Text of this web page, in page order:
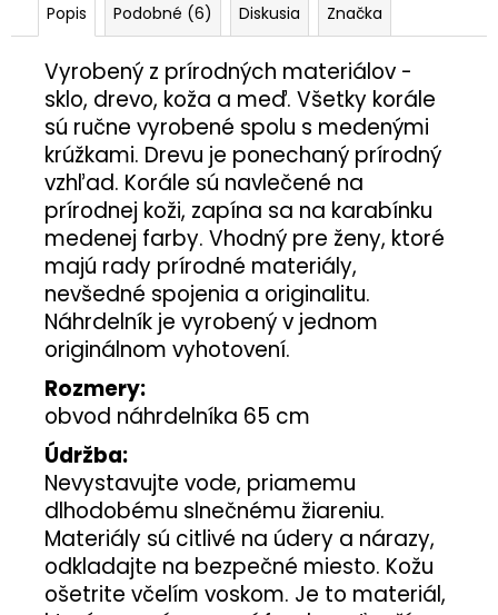
Popis Podobné (6) Diskusia Značka
Vyrobený z prírodných materiálov -
sklo, drevo, koža a meď. Všetky korále
sú ručne vyrobené spolu s medenými
krúžkami. Drevu je ponechaný prírodný
vzhľad. Korále sú navlečené na
prírodnej koži, zapína sa na karabínku
medenej farby. Vhodný pre ženy, ktoré
majú rady prírodné materiály,
nevšedné spojenia a originalitu.
Náhrdelník je vyrobený v jednom
originálnom vyhotovení.
Rozmery:
obvod náhrdelníka 65 cm
Údržba:
Nevystavujte vode, priamemu
dlhodobému slnečnému žiareniu.
Materiály sú citlivé na údery a nárazy,
odkladajte na bezpečné miesto. Kožu
ošetrite včelím voskom. Je to materiál,